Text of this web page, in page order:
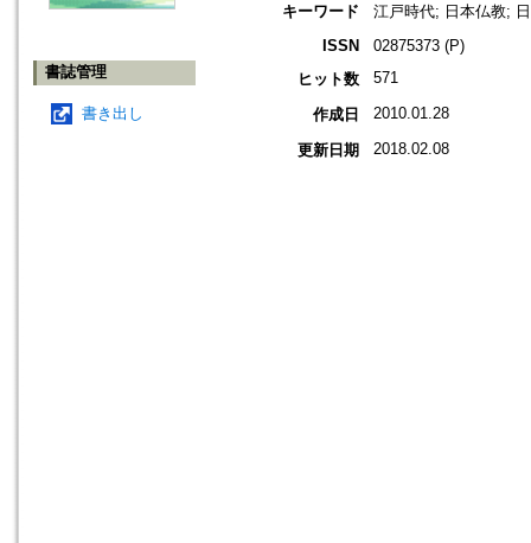
書誌管理
書き出し
キーワード
江戸時代; 日本仏教;
ISSN
02875373 (P)
ヒット数
571
作成日 2010.01.28
更新日期 2018.02.08